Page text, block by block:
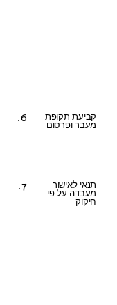
6.
קביעת תקופת
מעבר ופרסום
7.
תנאי לאישור
מעבדה על פי
חיקוק